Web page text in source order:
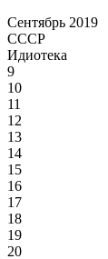
Сентябрь 2019
СССР
Идиотека
9
10
11
12
13
14
15
16
17
18
19
20